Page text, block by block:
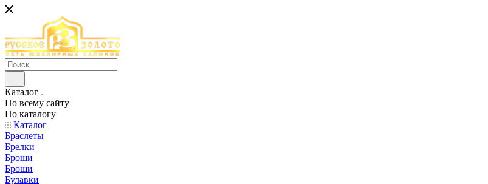
Каталог
По всему сайту
По каталогу
Каталог
Браслеты
Брелки
Броши
Броши
Булавки